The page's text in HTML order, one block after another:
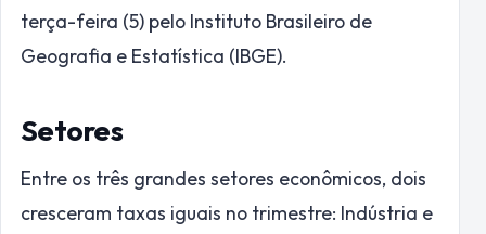
terça-feira (5) pelo Instituto Brasileiro de
Geografia e Estatística (IBGE).
Setores
Entre os três grandes setores econômicos, dois
cresceram taxas iguais no trimestre: Indústria e